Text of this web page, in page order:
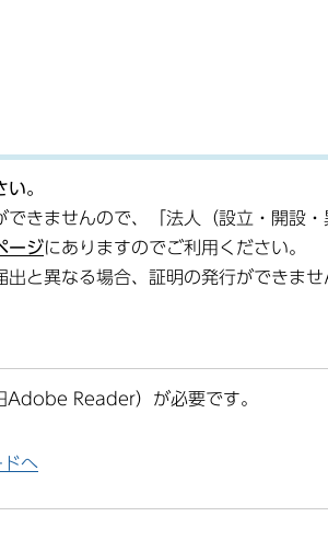
。
きませんので、「法人（設立・開設・
ージにありますのでご利用ください。
と異なる場合、証明の発行ができませ
Reader）が必要です。
へ